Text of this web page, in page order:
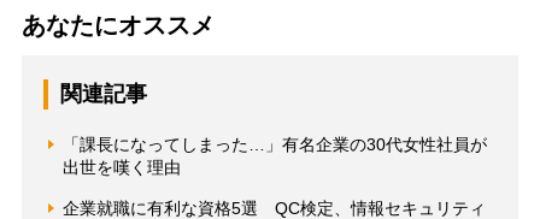
あなたにオススメ
関連記事
「課長になってしまった…」有名企業の30代女性社員が
出世を嘆く理由
企業就職に有利な資格5選 QC検定、情報セキュリティ